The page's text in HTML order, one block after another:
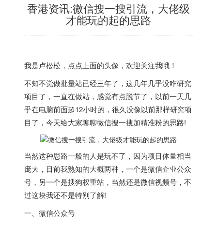
香港资讯:微信搜一搜引流，大佬级
才能玩的起的思路
我是卢松松，点点上面的头像，欢迎关注我哦！
不知不觉做批量站已经三年了，这几年几乎没咋研究
项目了，一直在做站，感觉有点脱节了，以前一天几
乎在电脑前面超12小时的，很久没像以前那样研究项
目了，今天给大家聊聊微信搜一搜加精准粉的思路!
当然这种思路一般的人是玩不了，因为项目体量相当
庞大，目前我熟知的大概两种，一个是微信企业公众
号，另一个是搜狗权重站，当然还是微信视频号，不
过这块我还不是特别了解!
一、微信公众号